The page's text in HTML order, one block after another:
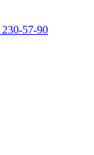
57-90